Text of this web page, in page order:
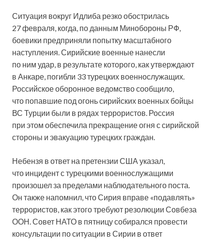
Ситуация вокруг Идлиба резко обострилась
27 февраля, когда, по данным Минобороны РФ,
боевики предприняли попытку масштабного
наступления. Сирийские военные нанесли
по ним удар, в результате которого, как утверждают
в Анкаре, погибли 33 турецких военнослужащих.
Российское оборонное ведомство сообщило,
что попавшие под огонь сирийских военных бойцы
ВС Турции были в рядах террористов. Россия
при этом обеспечила прекращение огня с сирийской
стороны и эвакуацию турецких граждан.
Небензя в ответ на претензии США указал,
что инцидент с турецкими военнослужащими
произошел за пределами наблюдательного поста.
Он также напомнил, что Сирия вправе «подавлять»
террористов, как этого требуют резолюции Совбеза
ООН. Совет НАТО в пятницу собирался провести
консультации по ситуации в Сирии в ответ